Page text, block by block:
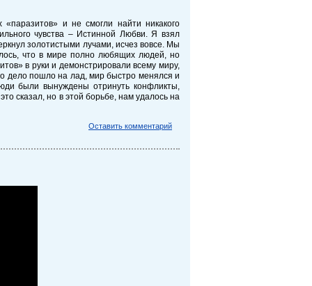
и не смогли найти никакого
чувства – Истинной Любви. Я взял
золотистыми лучами, исчез вовсе. Мы
что в мире полно любящих людей, но
в руки и демонстрировали всему миру,
дело пошло на лад, мир быстро менялся и
были вынуждены отринуть конфликты,
сказал, но в этой борьбе, нам удалось на
Оставить комментарий